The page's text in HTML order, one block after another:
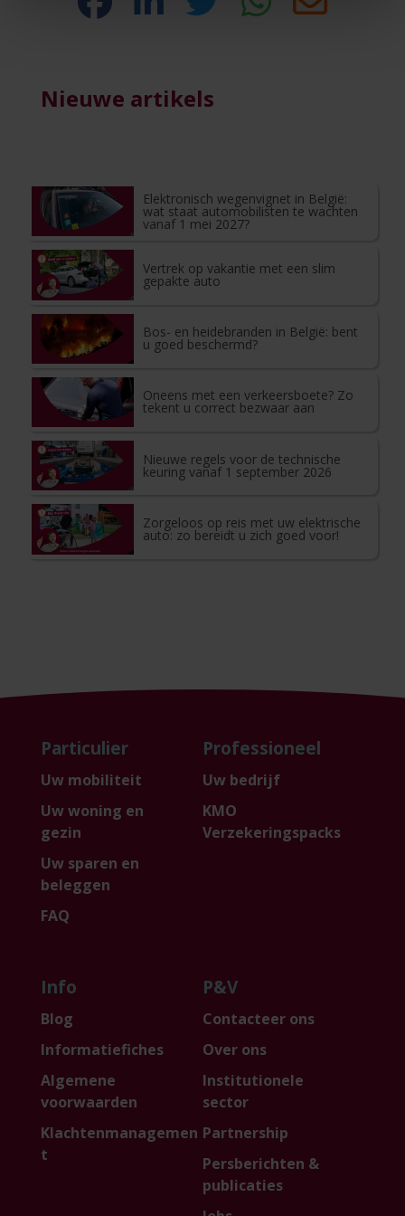
Nieuwe artikels
Elektronisch wegenvignet in België:
wat staat automobilisten te wachten
vanaf 1 mei 2027?
Vertrek op vakantie met een slim
gepakte auto
Bos- en heidebranden in België: bent
u goed beschermd?
Oneens met een verkeersboete? Zo
tekent u correct bezwaar aan
Nieuwe regels voor de technische
keuring vanaf 1 september 2026
Zorgeloos op reis met uw elektrische
auto: zo bereidt u zich goed voor!
Particulier
Uw mobiliteit
Uw woning en
gezin
Uw sparen en
beleggen
FAQ
Professioneel
Uw bedrijf
KMO
Verzekeringspacks
Info
Blog
Informatiefiches
Algemene
voorwaarden
Klachtenmanagemen
t
P&V
Contacteer ons
Over ons
Institutionele
sector
Partnership
Persberichten &
publicaties